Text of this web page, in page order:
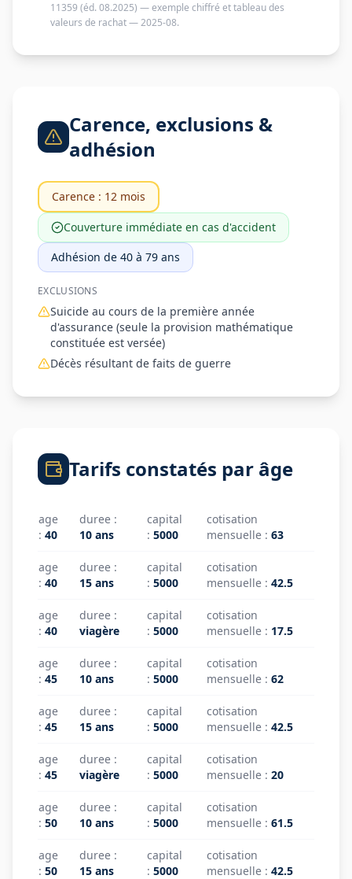
11359 (éd. 08.2025) — exemple chiffré et tableau des
valeurs de rachat — 2025-08.
Carence, exclusions &
adhésion
Carence : 12 mois
Couverture immédiate en cas d'accident
Adhésion de 40 à 79 ans
EXCLUSIONS
Suicide au cours de la première année
d'assurance (seule la provision mathématique
constituée est versée)
Décès résultant de faits de guerre
Tarifs constatés par âge
age
: 40
duree :
10 ans
capital
: 5000
cotisation
mensuelle : 63
age
: 40
duree :
15 ans
capital
: 5000
cotisation
mensuelle : 42.5
age
: 40
duree :
viagère
capital
: 5000
cotisation
mensuelle : 17.5
age
: 45
duree :
10 ans
capital
: 5000
cotisation
mensuelle : 62
age
: 45
duree :
15 ans
capital
: 5000
cotisation
mensuelle : 42.5
age
: 45
duree :
viagère
capital
: 5000
cotisation
mensuelle : 20
age
: 50
duree :
10 ans
capital
: 5000
cotisation
mensuelle : 61.5
age
: 50
duree :
15 ans
capital
: 5000
cotisation
mensuelle : 42.5